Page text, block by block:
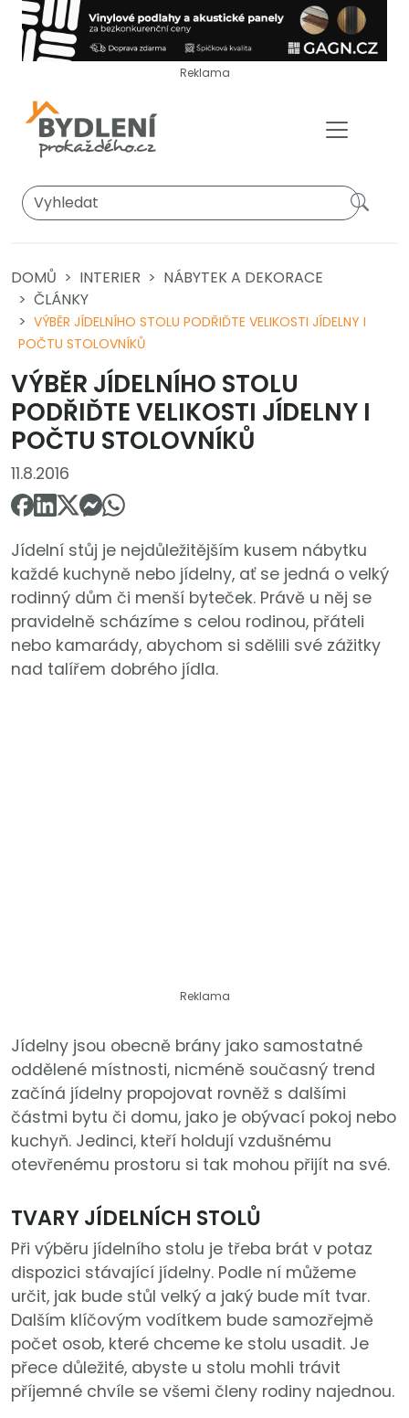
Reklama
DOMŮ INTERIER
NÁBYTEK A DEKORACE
ČLÁNKY
VÝBĚR JÍDELNÍHO STOLU PODŘIĎTE VELIKOSTI JÍDELNY I
POČTU STOLOVNÍKŮ
VÝBĚR JÍDELNÍHO STOLU
PODŘIĎTE VELIKOSTI JÍDELNY I
POČTU STOLOVNÍKŮ
11.8.2016
Jídelní stůj je nejdůležitějším kusem nábytku
každé kuchyně nebo jídelny, ať se jedná o velký
rodinný dům či menší byteček. Právě u něj se
pravidelně scházíme s celou rodinou, přáteli
nebo kamarády, abychom si sdělili své zážitky
nad talířem dobrého jídla.
Reklama
Jídelny jsou obecně brány jako samostatné
oddělené místnosti, nicméně současný trend
začíná jídelny propojovat rovněž s dalšími
částmi bytu či domu, jako je obývací pokoj nebo
kuchyň. Jedinci, kteří holdují vzdušnému
otevřenému prostoru si tak mohou přijít na své.
TVARY JÍDELNÍCH STOLŮ
Při výběru jídelního stolu je třeba brát v potaz
dispozici stávající jídelny. Podle ní můžeme
určit, jak bude stůl velký a jaký bude mít tvar.
Dalším klíčovým vodítkem bude samozřejmě
počet osob, které chceme ke stolu usadit. Je
přece důležité, abyste u stolu mohli trávit
příjemné chvíle se všemi členy rodiny najednou.